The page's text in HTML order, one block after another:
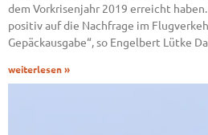
dem Vorkrisenjahr 2019 erreicht
positiv auf die Nachfrage im
Gepäckausgabe“, so Engelbert Lütke
weiterlesen »